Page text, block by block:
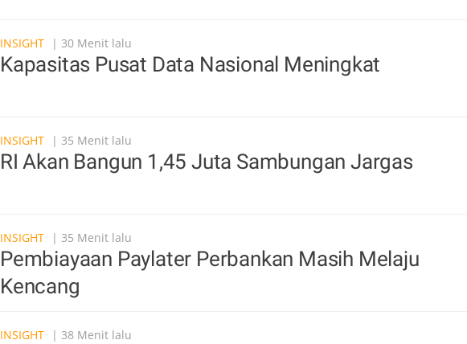
INSIGHT | 30 Menit lalu
Kapasitas Pusat Data Nasional Meningkat
INSIGHT | 35 Menit lalu
RI Akan Bangun 1,45 Juta Sambungan Jargas
INSIGHT | 35 Menit lalu
Pembiayaan Paylater Perbankan Masih Melaju
Kencang
INSIGHT | 38 Menit lalu